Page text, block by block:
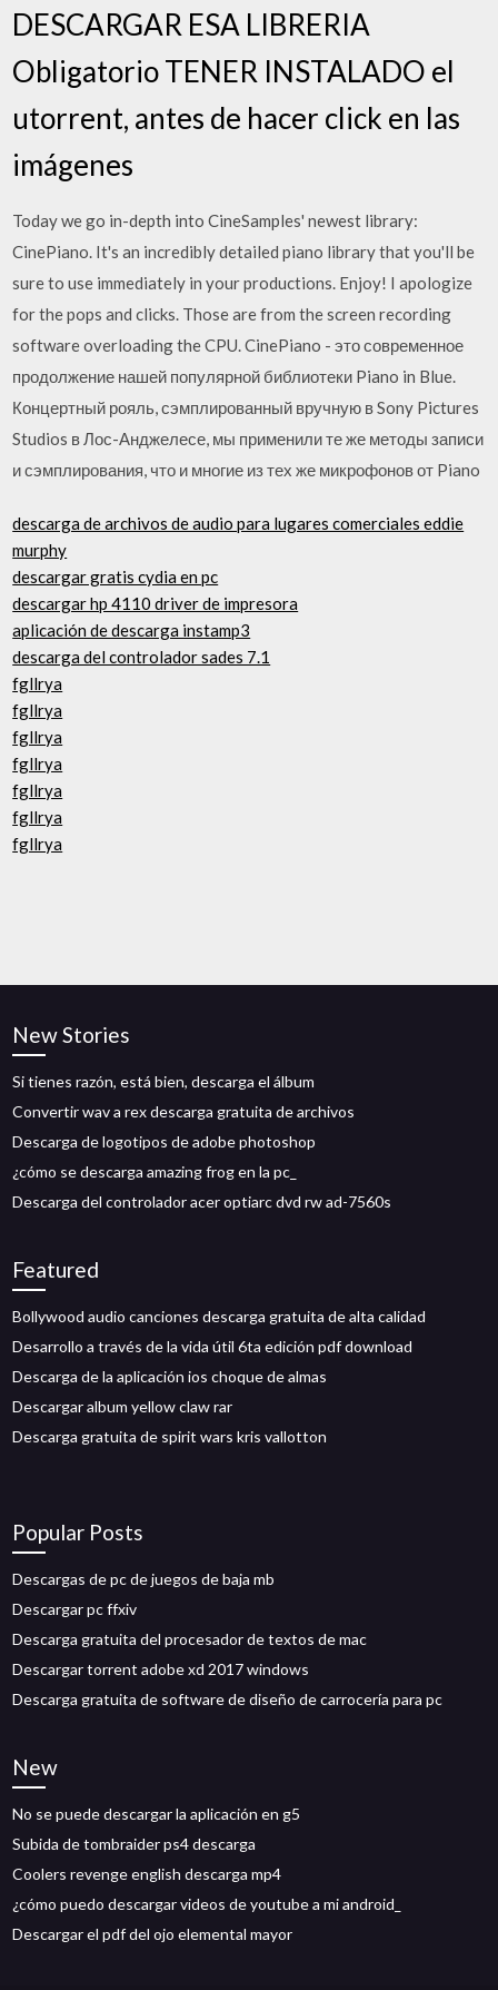
DESCARGAR ESA LIBRERIA
Obligatorio TENER INSTALADO el
utorrent, antes de hacer click en las
imágenes
Today we go in-depth into CineSamples' newest library:
CinePiano. It's an incredibly detailed piano library that you'll be
sure to use immediately in your productions. Enjoy! I apologize
for the pops and clicks. Those are from the screen recording
software overloading the CPU. CinePiano - это современное
продолжение нашей популярной библиотеки Piano in Blue.
Концертный рояль, сэмплированный вручную в Sony Pictures
Studios в Лос-Анджелесе, мы применили те же методы записи
и сэмплирования, что и многие из тех же микрофонов от Piano
descarga de archivos de audio para lugares comerciales eddie
murphy
descargar gratis cydia en pc
descargar hp 4110 driver de impresora
aplicación de descarga instamp3
descarga del controlador sades 7.1
fgllrya
fgllrya
fgllrya
fgllrya
fgllrya
fgllrya
fgllrya
New Stories
Si tienes razón, está bien, descarga el álbum
Convertir wav a rex descarga gratuita de archivos
Descarga de logotipos de adobe photoshop
¿cómo se descarga amazing frog en la pc_
Descarga del controlador acer optiarc dvd rw ad-7560s
Featured
Bollywood audio canciones descarga gratuita de alta calidad
Desarrollo a través de la vida útil 6ta edición pdf download
Descarga de la aplicación ios choque de almas
Descargar album yellow claw rar
Descarga gratuita de spirit wars kris vallotton
Popular Posts
Descargas de pc de juegos de baja mb
Descargar pc ffxiv
Descarga gratuita del procesador de textos de mac
Descargar torrent adobe xd 2017 windows
Descarga gratuita de software de diseño de carrocería para pc
New
No se puede descargar la aplicación en g5
Subida de tombraider ps4 descarga
Coolers revenge english descarga mp4
¿cómo puedo descargar videos de youtube a mi android_
Descargar el pdf del ojo elemental mayor